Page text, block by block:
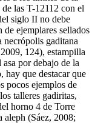
las T-12112 con el
siglo II no debe
ejemplares sellados
necrópolis gaditana
124), estampilla
por debajo de la
hay que destacar que
pocos ejemplos de
talleres gadiritas,
horno 4 de Torre
aleph (Sáez, 2008;